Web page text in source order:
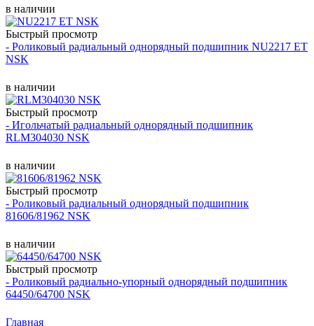
в наличии
Быстрый просмотр
- Роликовый радиальный однорядный подшипник NU2217 ET
NSK
в наличии
Быстрый просмотр
- Игольчатый радиальный однорядный подшипник
RLM304030 NSK
в наличии
Быстрый просмотр
- Роликовый радиальный однорядный подшипник
81606/81962 NSK
в наличии
Быстрый просмотр
- Роликовый радиально-упорный однорядный подшипник
64450/64700 NSK
Главная